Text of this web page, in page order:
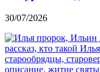
30/07/2026